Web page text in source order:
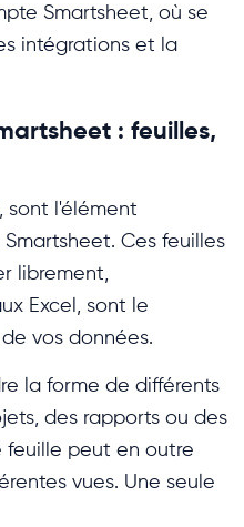
Smartsheet, où se
intégrations et la
: feuilles,
sont l'élément
Ces feuilles
librement,
Excel, sont le
vos données.
la forme de différents
des rapports ou des
feuille peut en outre
vues. Une seule